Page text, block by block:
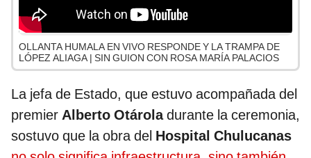
OLLANTA HUMALA EN VIVO RESPONDE Y LA TRAMPA DE
LÓPEZ ALIAGA | SIN GUION CON ROSA MARÍA PALACIOS
La jefa de Estado, que estuvo acompañada del
premier Alberto Otároladurante la ceremonia,
sostuvo que la obra del Hospital Chulucanas